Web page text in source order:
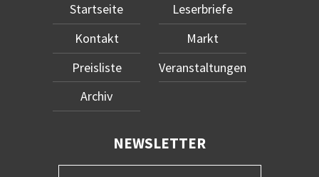
Startseite
Kontakt
Preisliste
Archiv
Leserbriefe
Markt
Veranstaltungen
NEWSLETTER